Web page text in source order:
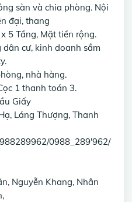
sàn và chia phòng. Nội
đại, thang
5 Tầng, Mặt tiền rộng.
cư, kinh doanh sầm
nhà hàng.
1 thanh toán 3.
Giấy
Láng Thượng, Thanh
0988_289'962/
Nguyễn Khang, Nhân